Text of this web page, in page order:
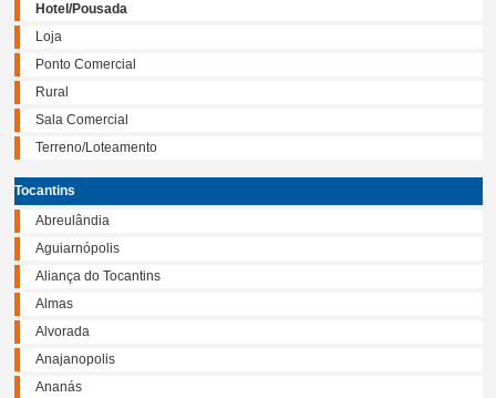
Hotel/Pousada
Loja
Ponto Comercial
Rural
Sala Comercial
Terreno/Loteamento
Tocantins
Abreulândia
Aguiarnópolis
Aliança do Tocantins
Almas
Alvorada
Anajanopolis
Ananás